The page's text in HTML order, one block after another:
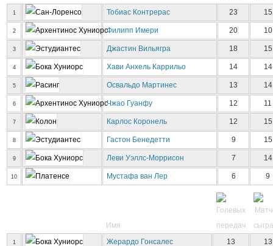
1 Тобиас Контрерас 23 15
2 Филипп Имери 20 10
3 Джастин Вильягра 18 15
4 Хави Анхель Каррильо 14 14
5 Освальдо Мартинес 13 14
6 Чжао Гуанфу 12 11
7 Карлос Коронель 12 15
8 Гастон Бенедетти 9 15
9 Леви Уэллс-Моррисон 7 14
10 Мустафа ван Лер 6 9
Имя
1 Жерардо Гонсалес 13 13